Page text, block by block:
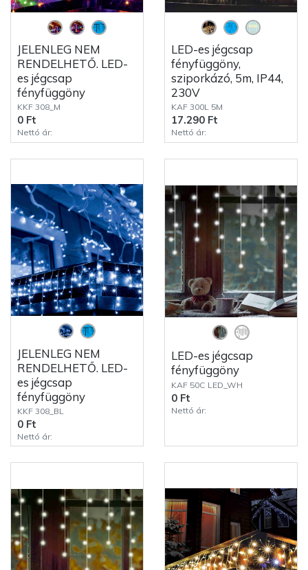
JELENLEG NEM
RENDELHETŐ. LED-
es jégcsap
fényfüggöny
KKF 308_M
0 Ft
Nettó ár:
LED-es jégcsap
fényfüggöny,
sziporkázó, 5m, IP44,
230V
KAF 300L 5M
17.290 Ft
Nettó ár:
JELENLEG NEM
RENDELHETŐ. LED-
es jégcsap
fényfüggöny
KKF 308_BL
0 Ft
Nettó ár:
LED-es jégcsap
fényfüggöny
KAF 50C LED_WH
0 Ft
Nettó ár: